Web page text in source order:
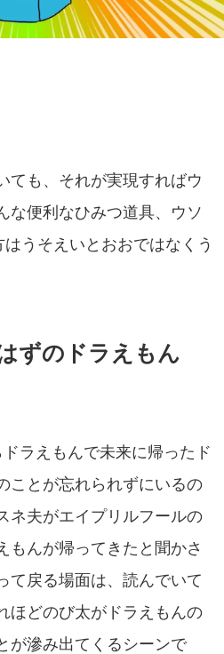
ても、それが実現すればウ
な便利なひみつ道具、ウソ
うそえいとおおではなくう
ずのドラえもん
ラえもんで未来に帰ったド
ことが忘れられずにいるの
ネ夫がエイプリルフールの
もんが帰ってきたと聞かさ
て戻る場面は、読んでいて
ほどのび太がドラえもんの
が滲み出てくるシーンで